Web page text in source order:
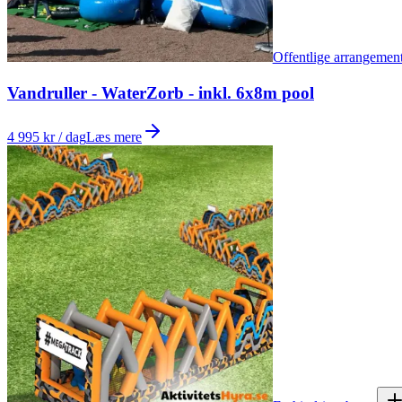
Offentlige
Vandruller - WaterZorb - inkl. 6x8m pool
4 995 kr / dagLæs mere